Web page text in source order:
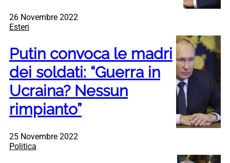
26 Novembre 2022
Esteri
Putin convoca le madri
dei soldati: “Guerra in
Ucraina? Nessun
rimpianto”
25 Novembre 2022
Politica